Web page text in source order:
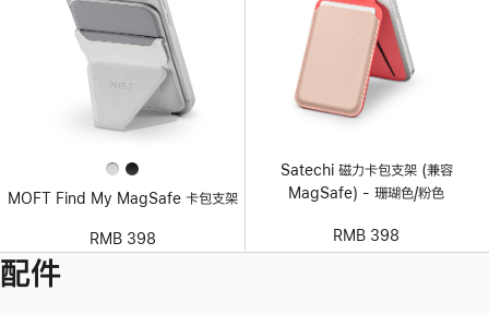
MOFT Find My MagSafe 卡包支架
RMB 398
Satechi 磁力卡包支架 (兼容
MagSafe) - 珊瑚色/粉色
RMB 398
配件